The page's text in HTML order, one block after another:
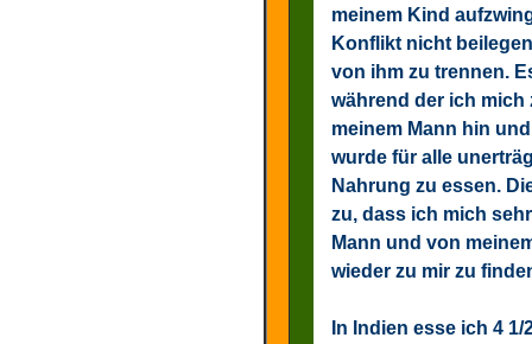
meinem Kind
Konflikt nicht
von ihm zu trennen.
während der ich mich
meinem Mann hin
wurde für alle
Nahrung zu essen.
zu, dass ich mich
Mann und von
wieder zu mir zu
In Indien esse ich 4